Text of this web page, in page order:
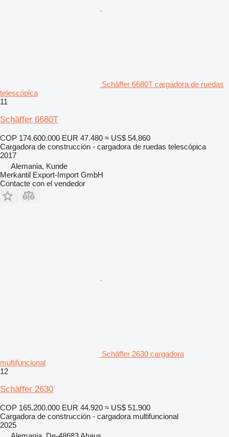
Schäffer 6680T cargadora de ruedas
telescópica
11
Schäffer 6680T
COP 174.600.000 EUR 47.480 ≈ US$ 54.860
Cargadora de construcción - cargadora de ruedas telescópica
2017
Alemania, Kunde
Merkantil Export-Import GmbH
Contacte con el vendedor
Schäffer 2630 cargadora
multifuncional
12
Schäffer 2630
COP 165.200.000 EUR 44.920 ≈ US$ 51.900
Cargadora de construcción - cargadora multifuncional
2025